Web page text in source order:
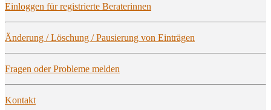
Ein­log­gen für regis­trier­te Beraterinnen
Ände­rung / Löschung / Pau­sie­rung von Einträgen
Fra­gen oder Pro­ble­me melden
Kon­takt